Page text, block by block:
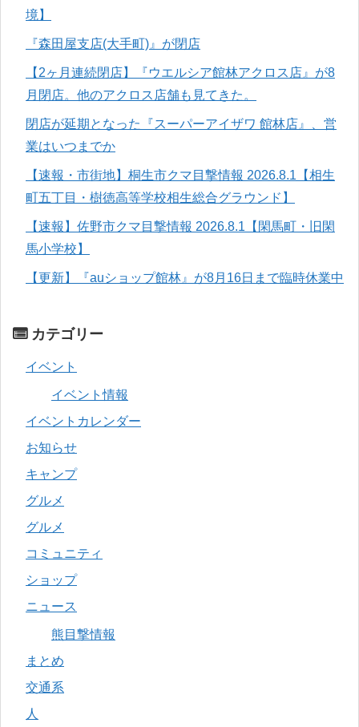
境】
『森田屋支店(大手町)』が閉店
【2ヶ月連続閉店】『ウエルシア館林アクロス店』が8
月閉店。他のアクロス店舗も見てきた。
閉店が延期となった『スーパーアイザワ 館林店』、営
業はいつまでか
【速報・市街地】桐生市クマ目撃情報 2026.8.1【相生
町五丁目・樹徳高等学校相生総合グラウンド】
【速報】佐野市クマ目撃情報 2026.8.1【閑馬町・旧閑
馬小学校】
【更新】『auショップ館林』が8月16日まで臨時休業中
カテゴリー
イベント
イベント情報
イベントカレンダー
お知らせ
キャンプ
グルメ
グルメ
コミュニティ
ショップ
ニュース
熊目撃情報
まとめ
交通系
人